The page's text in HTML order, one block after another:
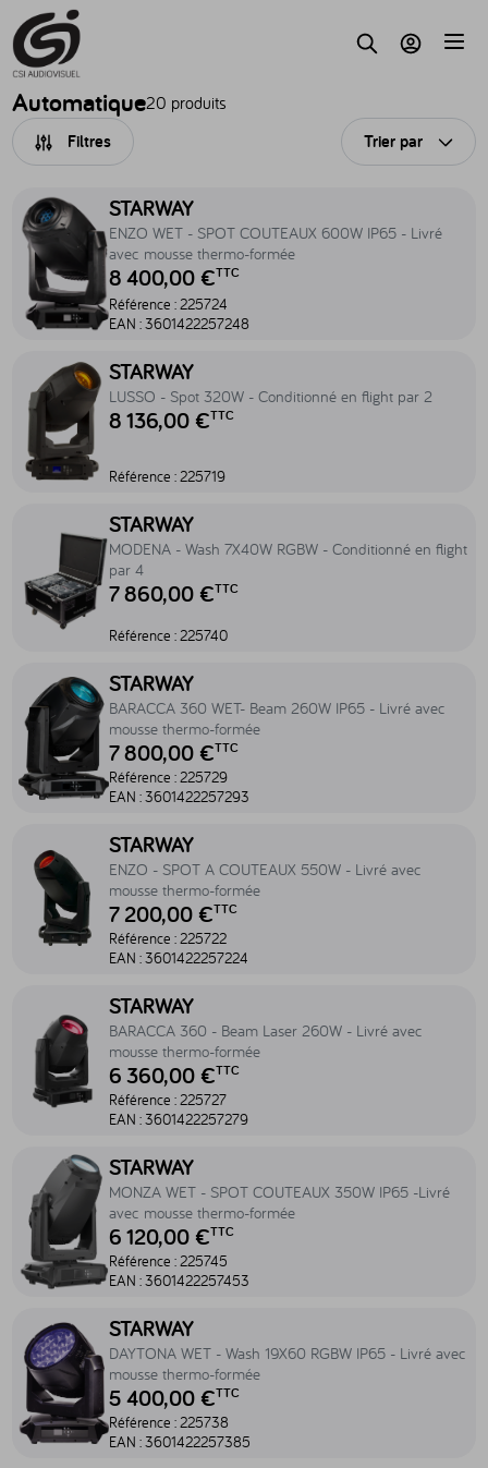
Accèder au contenu RechercheMon compte
Automatique20 produits
Filtres Trier par
Accéder au produit ENZO WET - SPOT COUTEAUX 600W IP65 -
STARWAY
ENZO WET - SPOT COUTEAUX 600W IP65 - Livré
avec mousse thermo-formée
8 400,00 €TTC
Référence :225724
EAN :3601422257248
Accéder au produit LUSSO - Spot 320W - Conditionné en flight par
STARWAY
LUSSO - Spot 320W - Conditionné en flight par 2
8 136,00 €TTC
Référence :225719
Accéder au produit MODENA - Wash 7X40W RGBW - Conditionné
STARWAY
MODENA - Wash 7X40W RGBW - Conditionné en flight
par 4
7 860,00 €TTC
Référence :225740
Accéder au produit BARACCA 360 WET- Beam 260W IP65 -
STARWAY
BARACCA 360 WET- Beam 260W IP65 - Livré avec
mousse thermo-formée
7 800,00 €TTC
Référence :225729
EAN :3601422257293
Accéder au produit ENZO - SPOT A COUTEAUX 550W - Livré
STARWAY
ENZO - SPOT A COUTEAUX 550W - Livré avec
mousse thermo-formée
7 200,00 €TTC
Référence :225722
EAN :3601422257224
Accéder au produit BARACCA 360 - Beam Laser 260W - Livré
STARWAY
BARACCA 360 - Beam Laser 260W - Livré avec
mousse thermo-formée
6 360,00 €TTC
Référence :225727
EAN :3601422257279
Accéder au produit MONZA WET - SPOT COUTEAUX 350W
STARWAY
MONZA WET - SPOT COUTEAUX 350W IP65 -Livré
avec mousse thermo-formée
6 120,00 €TTC
Référence :225745
EAN :3601422257453
Accéder au produit DAYTONA WET - Wash 19X60 RGBW IP65 -
STARWAY
DAYTONA WET - Wash 19X60 RGBW IP65 - Livré avec
mousse thermo-formée
5 400,00 €TTC
Référence :225738
EAN :3601422257385